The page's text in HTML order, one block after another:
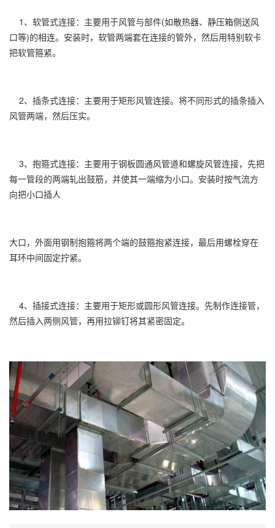
1、软管式连接：主要用于风管与部件(如散热器、静压箱侧送风
口等)的相连。安装时，软管两端套在连接的管外，然后用特别软卡
把软管箍紧。
2、插条式连接：主要用于矩形风管连接。将不同形式的插条插入
风管两端，然后压实。
3、抱箍式连接：主要用于钢板圆通风管道和螺旋风管连接，先把
每一管段的两端轧出鼓筋，并使其一端缩为小口。安装时按气流方
向把小口插人
大口，外面用钢制抱箍将两个端的鼓箍抱紧连接，最后用螺栓穿在
耳环中间固定拧紧。
4、插接式连接：主要用于矩形或圆形风管连接。先制作连接管，
然后插入两侧风管，再用拉铆钉将其紧密固定。